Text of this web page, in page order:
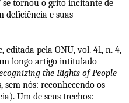
se tornou o grito incitante de
deficiência e suas
pela ONU, vol. 41, n. 4,
longo artigo intitulado
the Rights of People
sem nós: reconhecendo os
Um de seus trechos: